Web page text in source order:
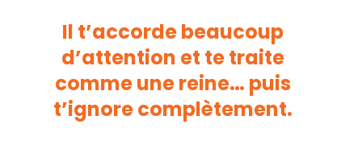
Il t’accorde beaucoup
d’attention et te traite
comme une reine… puis
t’ignore complètement.